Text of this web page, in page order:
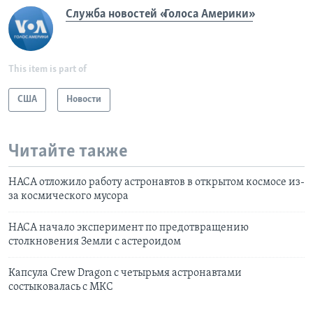
Служба новостей «Голоса Америки»
This item is part of
США Новости
Читайте также
НАСА отложило работу астронавтов в открытом космосе из-
за космического мусора
НАСА начало эксперимент по предотвращению
столкновения Земли с астероидом
Капсула Crew Dragon с четырьмя астронавтами
состыковалась с МКС